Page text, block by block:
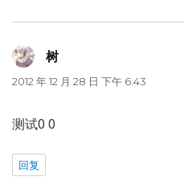
树说
道：
2012 年 12 月 28 日 下午 6:43
测试0 0
回复